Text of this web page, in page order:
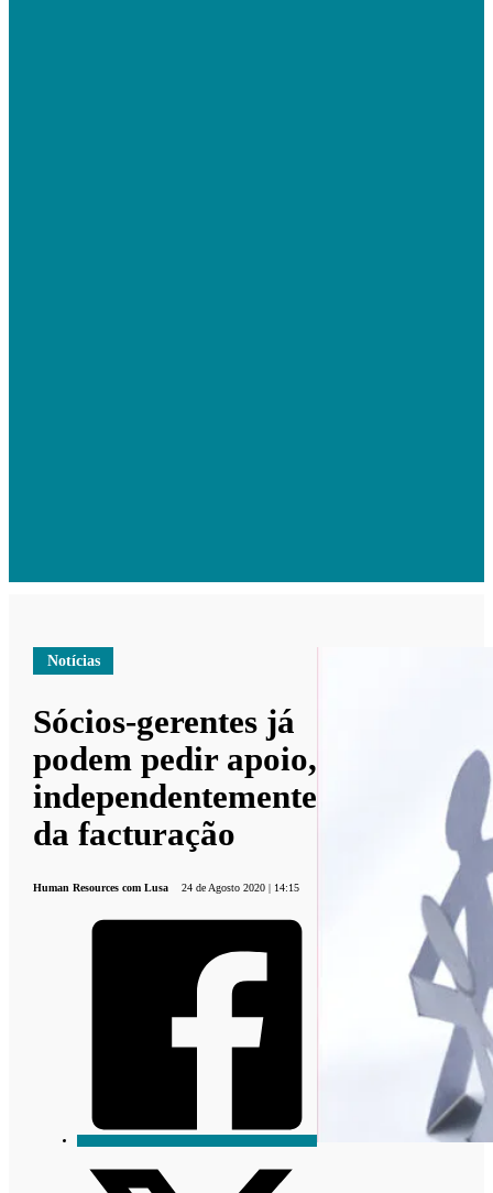
Notícias
Sócios-gerentes já
podem pedir apoio,
independentemente
da facturação
Human Resources com Lusa 24 de Agosto 2020 | 14:15